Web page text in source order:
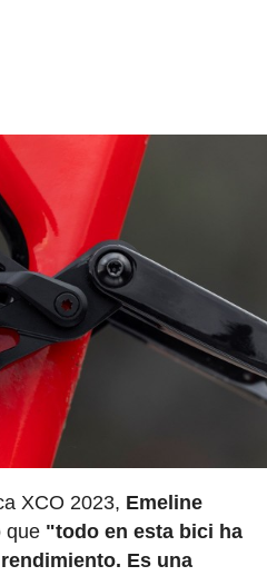
XCO 2023, Emeline
que "todo en esta bici ha
Es una